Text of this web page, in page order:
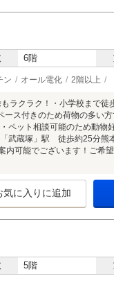
6階
ン オール電化 2階以上
ラクラク！・小学校まで徒
ス付きのため荷物の多い
ペット相談可能のため動物
蔵塚」駅 徒歩約25分熊本
可能でございます！ご希
気に入りに追加
5階